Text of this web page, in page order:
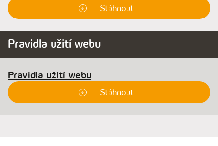
Stáhnout
Pravidla užití webu
Pravidla užití webu
Stáhnout